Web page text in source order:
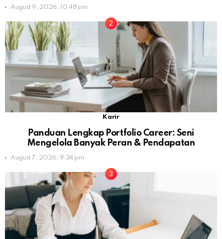
August 9, 2026, 10:48 pm
Karir
Panduan Lengkap Portfolio Career: Seni
Mengelola Banyak Peran & Pendapatan
August 7, 2026, 9:34 pm